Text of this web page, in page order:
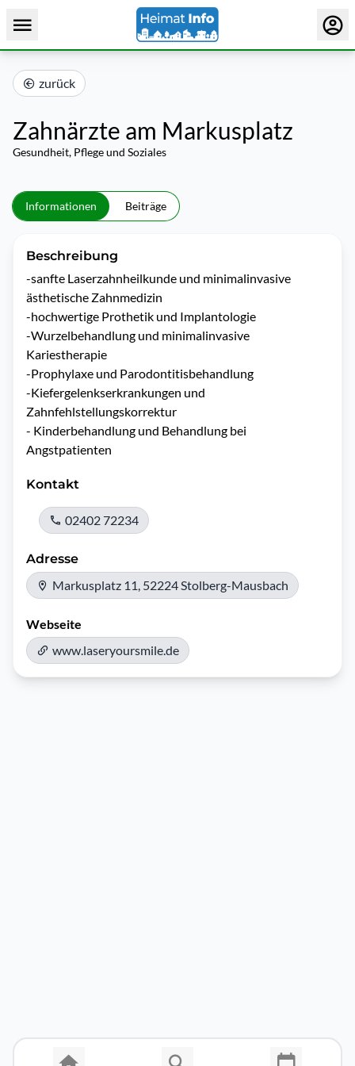
zurück
Zahnärzte am Markusplatz
Gesundheit, Pflege und Soziales
Informationen Beiträge
Beschreibung
-sanfte Laserzahnheilkunde und minimalinvasive
ästhetische Zahnmedizin
-hochwertige Prothetik und Implantologie
-Wurzelbehandlung und minimalinvasive
Kariestherapie
-Prophylaxe und Parodontitisbehandlung
-Kiefergelenkserkrankungen und
Zahnfehlstellungskorrektur
- Kinderbehandlung und Behandlung bei
Angstpatienten
Kontakt
02402 72234
Adresse
Markusplatz 11, 52224 Stolberg-Mausbach
Webseite
www.laseryoursmile.de